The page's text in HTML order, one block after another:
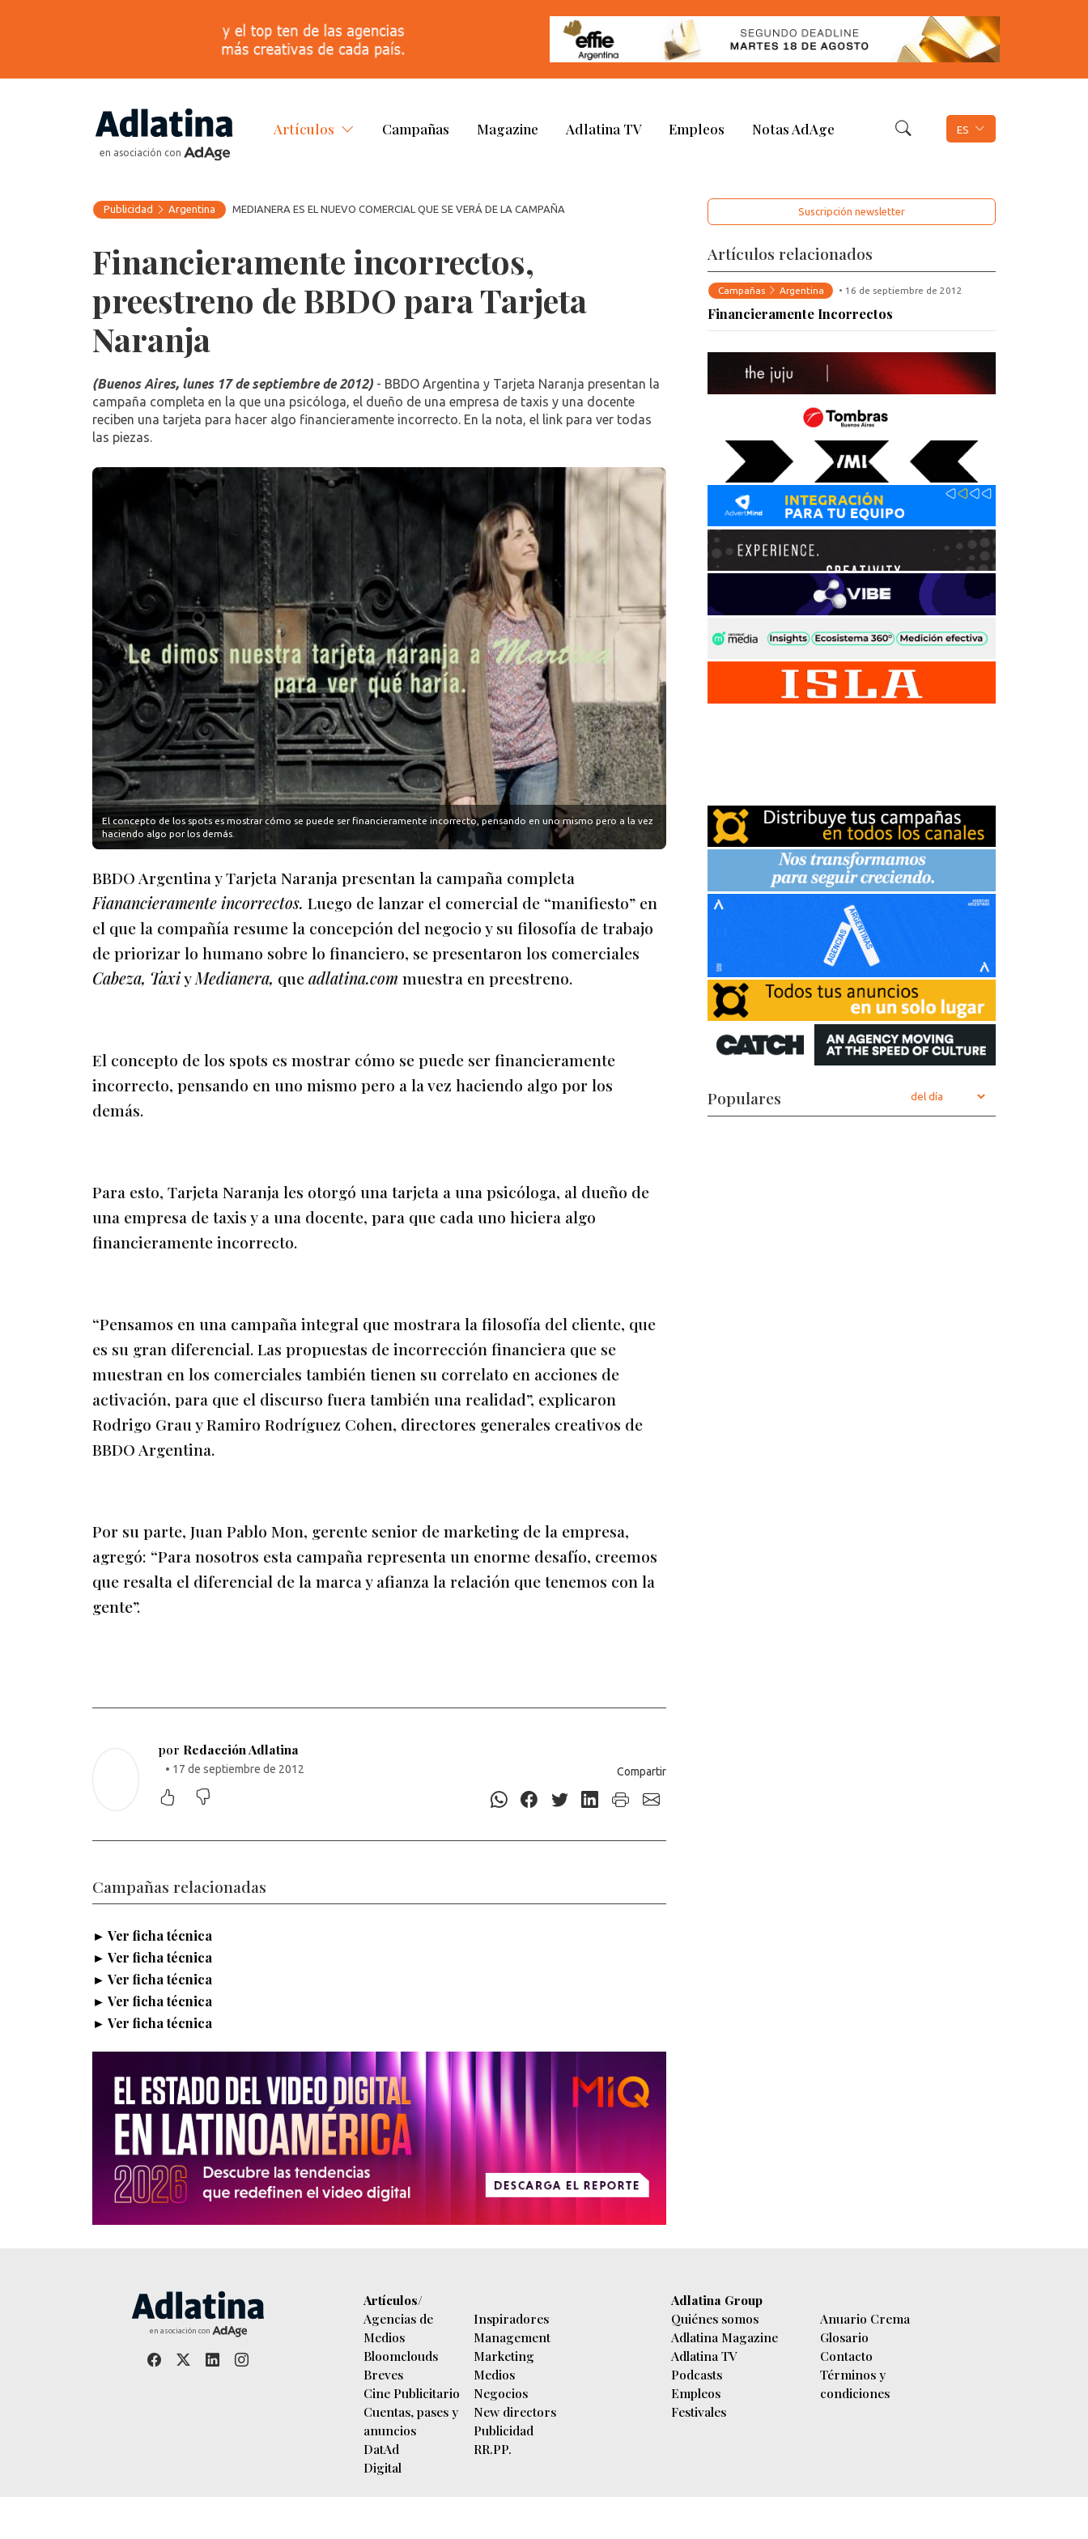
en asociación con
Artículos Campañas Magazine Adlatina TV Empleos Notas AdAge ES
Publicidad Argentina MEDIANERA ES EL NUEVO COMERCIAL QUE SE VERÁ DE LA CAMPAÑA
Financieramente incorrectos,
preestreno de BBDO para Tarjeta
Naranja
(Buenos Aires, lunes 17 de septiembre de 2012) - BBDO Argentina y Tarjeta Naranja presentan la
campaña completa en la que una psicóloga, el dueño de una empresa de taxis y una docente
reciben una tarjeta para hacer algo financieramente incorrecto. En la nota, el link para ver todas
las piezas.
El concepto de los spots es mostrar cómo se puede ser financieramente incorrecto, pensando en uno mismo pero a la vez
haciendo algo por los demás.
BBDO Argentina y Tarjeta Naranja presentan la campaña completa
Fianancieramente incorrectos. Luego de lanzar el comercial de “manifiesto” en
el que la compañía resume la concepción del negocio y su filosofía de trabajo
de priorizar lo humano sobre lo financiero, se presentaron los comerciales
Cabeza, TaxiyMedianera, queadlatina.com muestra en preestreno.
El concepto de los spots es mostrar cómo se puede ser financieramente
incorrecto, pensando en uno mismo pero a la vez haciendo algo por los
demás.
Para esto, Tarjeta Naranja les otorgó una tarjeta a una psicóloga, al dueño de
una empresa de taxis y a una docente, para que cada uno hiciera algo
financieramente incorrecto.
“Pensamos en una campaña integral que mostrara la filosofía del cliente, que
es su gran diferencial. Las propuestas de incorrección financiera que se
muestran en los comerciales también tienen su correlato en acciones de
activación, para que el discurso fuera también una realidad”, explicaron
Rodrigo Grau y Ramiro Rodríguez Cohen, directores generales creativos de
BBDO Argentina.
Por su parte, Juan Pablo Mon, gerente senior de marketing de la empresa,
agregó: “Para nosotros esta campaña representa un enorme desafío, creemos
que resalta el diferencial de la marca y afianza la relación que tenemos con la
gente”.
por Redacción Adlatina
• 17 de septiembre de 2012 Compartir
Campañas relacionadas
► Ver ficha técnica
► Ver ficha técnica
► Ver ficha técnica
► Ver ficha técnica
► Ver ficha técnica
Suscripción newsletter
Artículos relacionados
Campañas Argentina • 16 de septiembre de 2012
Financieramente Incorrectos
Populares
en asociación con
Artículos/
Agencias de
Medios
Bloomclouds
Breves
Cine Publicitario
Cuentas, pases y
anuncios
DatAd
Digital
Inspiradores
Management
Marketing
Medios
Negocios
New directors
Publicidad
RR.PP.
Adlatina Group
Quiénes somos
Adlatina Magazine
Adlatina TV
Podcasts
Empleos
Festivales
Anuario Crema
Glosario
Contacto
Términos y
condiciones